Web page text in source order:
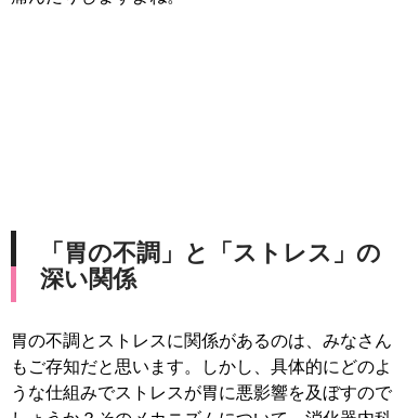
「胃の不調」と「ストレス」の
深い関係
胃の不調とストレスに関係があるのは、みなさん
もご存知だと思います。しかし、具体的にどのよ
うな仕組みでストレスが胃に悪影響を及ぼすので